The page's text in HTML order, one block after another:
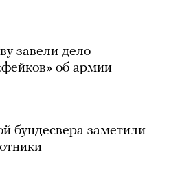
завели дело
об армии
бундесвера заметили